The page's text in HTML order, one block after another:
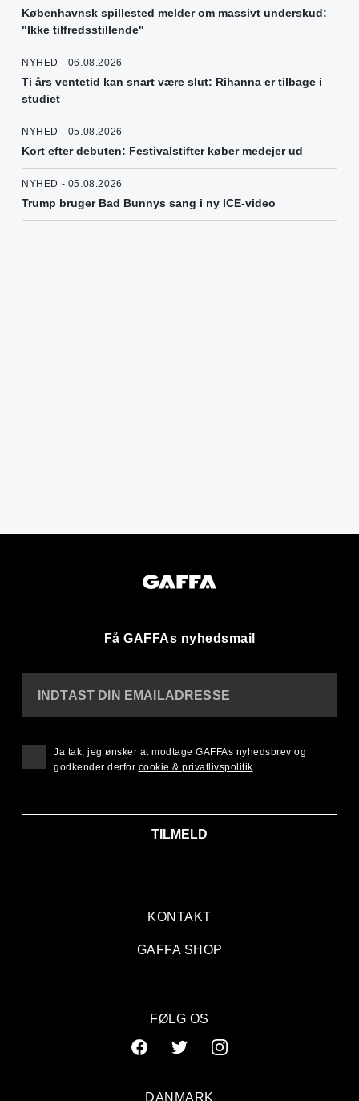
Københavnsk spillested melder om massivt underskud:
"Ikke tilfredsstillende"
NYHED - 06.08.2026
Ti års ventetid kan snart være slut: Rihanna er tilbage i
studiet
NYHED - 05.08.2026
Kort efter debuten: Festivalstifter køber medejer ud
NYHED - 05.08.2026
Trump bruger Bad Bunnys sang i ny ICE-video
Få GAFFAs nyhedsmail
KONTAKT
GAFFA SHOP
INDTAST DIN EMAILADRESSE
TILMELD
Ja tak, jeg ønsker at modtage GAFFAs nyhedsbrev og
godkender derfor cookie & privatlivspolitik.
FØLG OS
DANMARK